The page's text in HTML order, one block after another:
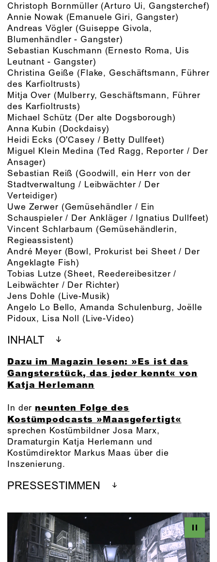
Christoph Bornmüller (Arturo Ui, Gangsterchef)
Annie Nowak (Emanuele Giri, Gangster)
Andreas Vögler (Guiseppe Givola,
Blumenhändler - Gangster)
Sebastian Kuschmann (Ernesto Roma, Uis
Leutnant - Gangster)
Christina Geiße (Flake, Geschäftsmann, Führer
des Karfioltrusts)
Mitja Over (Mulberry, Geschäftsmann, Führer
des Karfioltrusts)
Michael Schütz (Der alte Dogsborough)
Anna Kubin (Dockdaisy)
Heidi Ecks (O'Casey / Betty Dullfeet)
Miguel Klein Medina (Ted Ragg, Reporter / Der
Ansager)
Sebastian Reiß (Goodwill, ein Herr von der
Stadtverwaltung / Leibwächter / Der
Verteidiger)
Uwe Zerwer (Gemüsehändler / Ein
Schauspieler / Der Ankläger / Ignatius Dullfeet)
Vincent Schlarbaum (Gemüsehändlerin,
Regieassistent)
André Meyer (Bowl, Prokurist bei Sheet / Der
Angeklagte Fish)
Tobias Lutze (Sheet, Reedereibesitzer /
Leibwächter / Der Richter)
Jens Dohle (Live-Musik)
Angelo Lo Bello, Amanda Schulenburg, Joëlle
Pidoux, Lisa Noll (Live-Video)
INHALT
Dazu im Magazin lesen: »Es ist das
Gangsterstück, das jeder kennt« von
Katja Herlemann
In der neunten Folge des
Kostümpodcasts »Maasgefertigt«
sprechen Kostümbildner Josa Marx,
Dramaturgin Katja Herlemann und
Kostümdirektor Markus Maas über die
Inszenierung.
PRESSESTIMMEN